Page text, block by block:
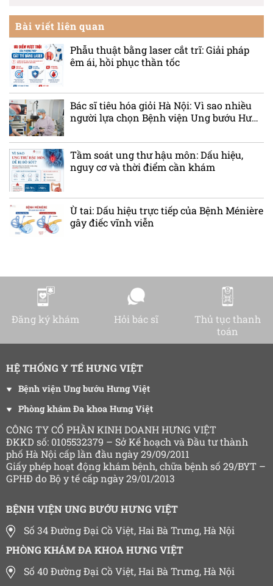
Bài viết liên quan
Phẫu thuật bằng laser cắt trĩ: Giải pháp
êm ái, hồi phục thần tốc
Bác sĩ tiêu hóa giỏi Hà Nội: Vì sao nhiều
người lựa chọn Bệnh viện Ung bướu Hưng
Tầm soát ung thư hậu môn: Dấu hiệu,
nguy cơ và thời điểm cần khám
Ù tai: Dấu hiệu trực tiếp của Bệnh Ménière
gây điếc vĩnh viễn
Đăng ký khám Hỏi bác sĩ
Thủ tục thanh
toán
HỆ THỐNG Y TẾ HƯNG VIỆT
Bệnh viện Ung bướu Hưng Việt
Phòng khám Đa khoa Hưng Việt
CÔNG TY CỔ PHẦN KINH DOANH HƯNG VIỆT
ĐKKD số: 0105532379 – Sở Kế hoạch và Đầu tư thành
phố Hà Nội cấp lần đầu ngày 29/09/2011
Giấy phép hoạt động khám bệnh, chữa bệnh số 29/BYT –
GPHĐ do Bộ y tế cấp ngày 29/01/2013
BỆNH VIỆN UNG BƯỚU HƯNG VIỆT
Số 34 Đường Đại Cồ Việt, Hai Bà Trưng, Hà Nội
PHÒNG KHÁM ĐA KHOA HƯNG VIỆT
Số 40 Đường Đại Cồ Việt, Hai Bà Trưng, Hà Nội